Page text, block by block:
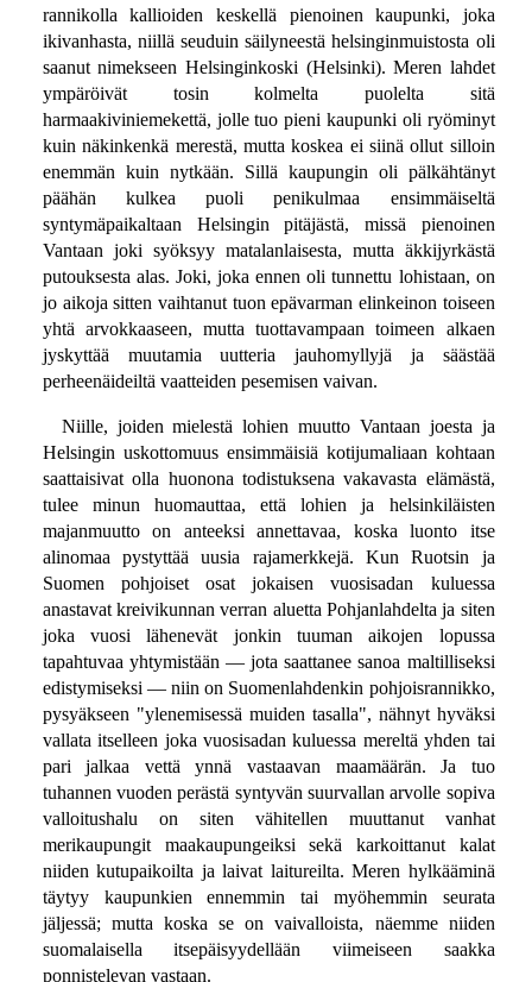
rannikolla kallioiden keskellä pienoinen kaupunki, joka
ikivanhasta, niillä seuduin säilyneestä helsinginmuistosta oli
saanut nimekseen Helsinginkoski (Helsinki). Meren lahdet
ympäröivät tosin kolmelta puolelta sitä
harmaakiviniemekettä, jolle tuo pieni kaupunki oli ryöminyt
kuin näkinkenkä merestä, mutta koskea ei siinä ollut silloin
enemmän kuin nytkään. Sillä kaupungin oli pälkähtänyt
päähän kulkea puoli penikulmaa ensimmäiseltä
syntymäpaikaltaan Helsingin pitäjästä, missä pienoinen
Vantaan joki syöksyy matalanlaisesta, mutta äkkijyrkästä
putouksesta alas. Joki, joka ennen oli tunnettu lohistaan, on
jo aikoja sitten vaihtanut tuon epävarman elinkeinon toiseen
yhtä arvokkaaseen, mutta tuottavampaan toimeen alkaen
jyskyttää muutamia uutteria jauhomyllyjä ja säästää
perheenäideiltä vaatteiden pesemisen vaivan.
Niille, joiden mielestä lohien muutto Vantaan joesta ja
Helsingin uskottomuus ensimmäisiä kotijumaliaan kohtaan
saattaisivat olla huonona todistuksena vakavasta elämästä,
tulee minun huomauttaa, että lohien ja helsinkiläisten
majanmuutto on anteeksi annettavaa, koska luonto itse
alinomaa pystyttää uusia rajamerkkejä. Kun Ruotsin ja
Suomen pohjoiset osat jokaisen vuosisadan kuluessa
anastavat kreivikunnan verran aluetta Pohjanlahdelta ja siten
joka vuosi lähenevät jonkin tuuman aikojen lopussa
tapahtuvaa yhtymistään — jota saattanee sanoa maltilliseksi
edistymiseksi — niin on Suomenlahdenkin pohjoisrannikko,
pysyäkseen "ylenemisessä muiden tasalla", nähnyt hyväksi
vallata itselleen joka vuosisadan kuluessa mereltä yhden tai
pari jalkaa vettä ynnä vastaavan maamäärän. Ja tuo
tuhannen vuoden perästä syntyvän suurvallan arvolle sopiva
valloitushalu on siten vähitellen muuttanut vanhat
merikaupungit maakaupungeiksi sekä karkoittanut kalat
niiden kutupaikoilta ja laivat laitureilta. Meren hylkääminä
täytyy kaupunkien ennemmin tai myöhemmin seurata
jäljessä; mutta koska se on vaivalloista, näemme niiden
suomalaisella itsepäisyydellään viimeiseen saakka
ponnistelevan vastaan.